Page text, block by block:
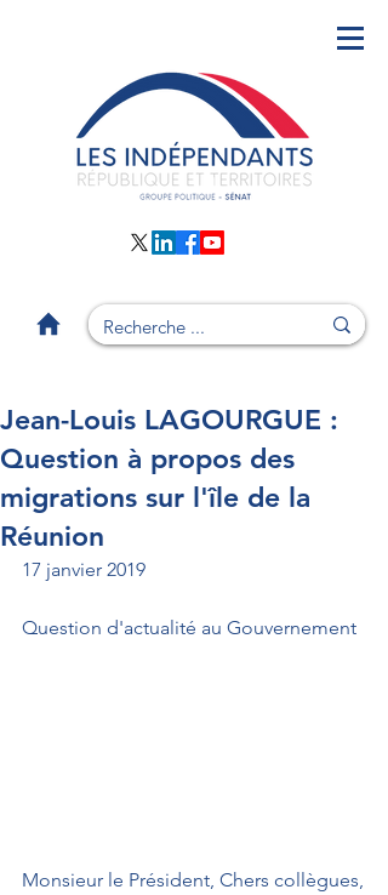
Jean-Louis LAGOURGUE :
Question à propos des
migrations sur l'île de la
Réunion
17 janvier 2019
Question d'actualité au Gouvernement
Monsieur le Président, Chers collègues,